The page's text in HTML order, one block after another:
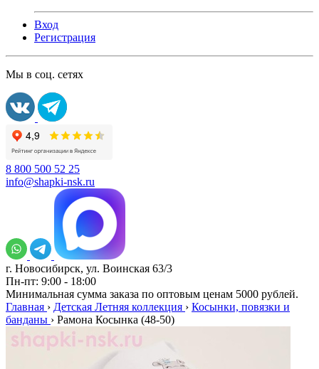
Вход
Регистрация
Мы в соц. сетях
8 800 500 52 25
info@shapki-nsk.ru
г. Новосибирск, ул. Воинская 63/3
Пн-пт: 9:00 - 18:00
Минимальная сумма заказа по оптовым ценам 5000 рублей.
Главная › Детская Летняя коллекция › Косынки, повязки и
банданы › Рамона Косынка (48-50)